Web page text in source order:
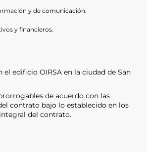
y de comunicación.
y financieros.
el edificio OIRSA en la ciudad de San
de acuerdo con las
contrato bajo lo establecido en los
del contrato.